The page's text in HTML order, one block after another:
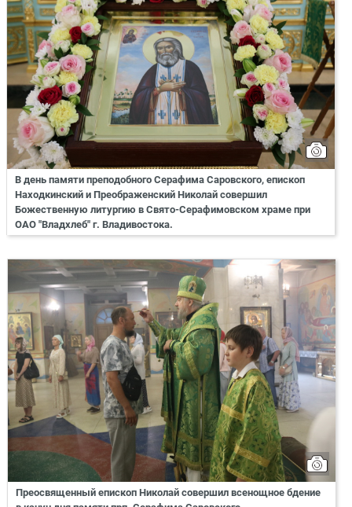
В день памяти преподобного Серафима Саровского, епископ
Находкинский и Преображенский Николай совершил
Божественную литургию в Свято-Серафимовском храме при
ОАО "Владхлеб" г. Владивостока.
Преосвященный епископ Николай совершил всенощное бдение